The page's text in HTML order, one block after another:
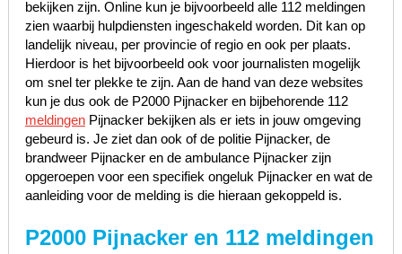
bekijken zijn. Online kun je bijvoorbeeld alle 112 meldingen
zien waarbij hulpdiensten ingeschakeld worden. Dit kan op
landelijk niveau, per provincie of regio en ook per plaats.
Hierdoor is het bijvoorbeeld ook voor journalisten mogelijk
om snel ter plekke te zijn. Aan de hand van deze websites
kun je dus ook de P2000 Pijnacker en bijbehorende 112
meldingenPijnacker bekijken als er iets in jouw omgeving
gebeurd is. Je ziet dan ook of de politie Pijnacker, de
brandweer Pijnacker en de ambulance Pijnacker zijn
opgeroepen voor een specifiek ongeluk Pijnacker en wat de
aanleiding voor de melding is die hieraan gekoppeld is.
P2000 Pijnacker en 112 meldingen